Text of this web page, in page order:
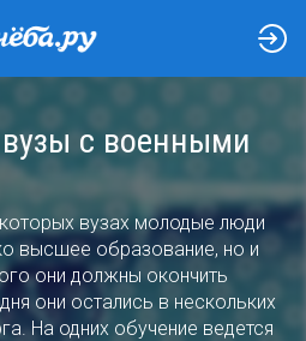
вузы с военными
вузах молодые люди
высшее образование, но и
они должны окончить
они остались в нескольких
На одних обучение ведется